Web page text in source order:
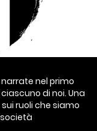
nel primo
di noi. Una
ruoli che siamo